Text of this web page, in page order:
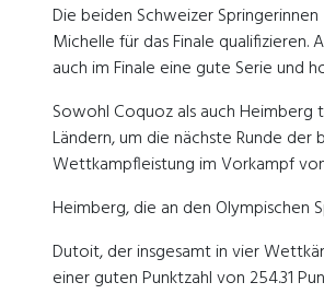
Die beiden Schweizer
Michelle für das Finale
auch im Finale eine gute Serie und
Sowohl Coquoz als auch Heimberg
Ländern, um die nächste Runde
Wettkampfleistung im Vorkampf
Heimberg, die an den Olympischen
Dutoit, der insgesamt in vier
einer guten Punktzahl von 254.31